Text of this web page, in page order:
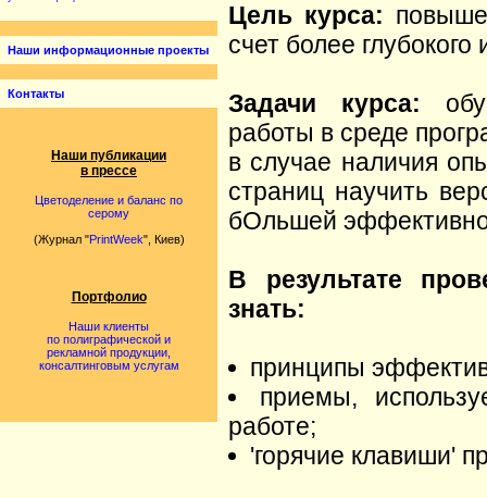
Наши информационные проекты
Контакты
Наши публикации
в прессе
Цветоделение и баланс по
серому
(Журнал "PrintWeek", Киев)
Портфолио
Наши клиенты
по полиграфической и
рекламной продукции,
консалтинговым услугам
Цель курса:
счет более
Задачи курса:
работы в среде
в случае наличия
страниц научить
бОльшей
В результате
знать:
принципы
приемы,
работе;
'горячие клавиши'